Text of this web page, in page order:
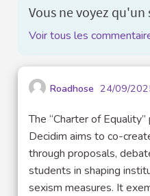
Vous ne voyez
Voir tous les
Roadhose 24/09/
The “Charter of
Decidim aims to co-
through proposals,
students in shaping
sexism measures. It